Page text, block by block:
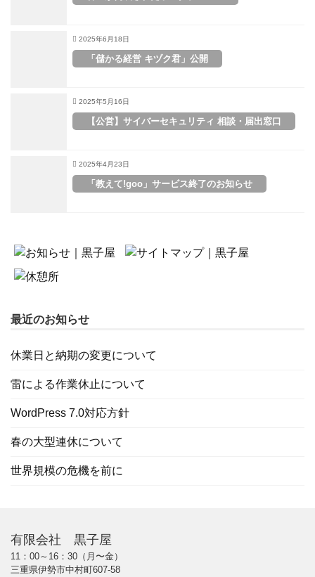
2025年6月18日
「儲かる経営 キヅク君」公開
2025年5月16日
【公営】サイバーセキュリティ 相談・届出窓口
2025年4月23日
「教えて!goo」サービス終了のお知らせ
最近のお知らせ
休業日と納期の変更について
雷による作業休止について
WordPress 7.0対応方針
春の大型連休について
世界規模の危機を前に
有限会社 黒子屋
11：00～16：30（月〜金）
三重県伊勢市中村町607-58